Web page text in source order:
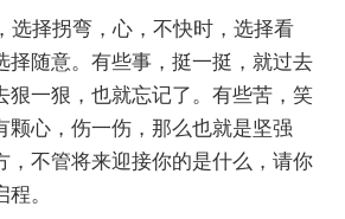
选择拐弯，心，不快时，选择看
择随意。有些事，挺一挺，就过去
狠一狠，也就忘记了。有些苦，笑
颗心，伤一伤，那么也就是坚强
，不管将来迎接你的是什么，请你
。